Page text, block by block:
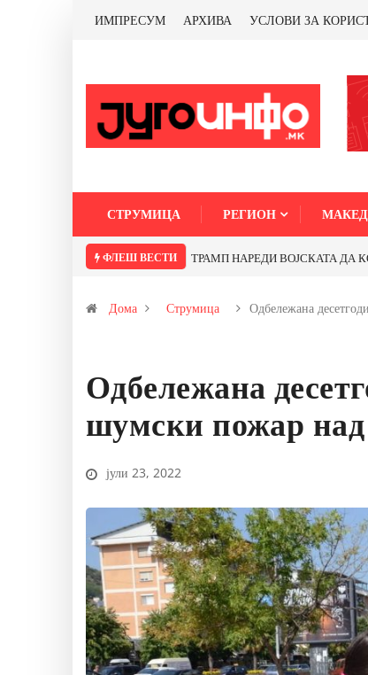
ИМПРЕСУМ АРХИВА УСЛОВИ ЗА
СТРУМИЦА РЕГИОН
ФЛЕШ ВЕСТИ
Дома Струмица Одбележана
Одбележана
шумски пожар
јули 23, 2022